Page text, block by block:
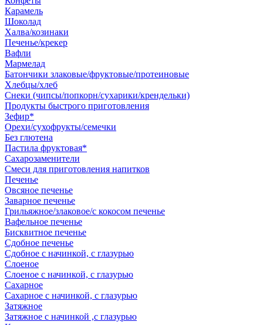
Карамель
Шоколад
Халва/козинаки
Печенье/крекер
Вафли
Мармелад
Батончики злаковые/фруктовые/протеиновые
Хлебцы/хлеб
Снеки (чипсы/попкорн/сухарики/крендельки)
Продукты быстрого приготовления
Зефир*
Орехи/сухофрукты/семечки
Без глютена
Пастила фруктовая*
Сахарозаменители
Смеси для приготовления напитков
Печенье
Овсяное печенье
Заварное печенье
Грильяжное/злаковое/с кокосом печенье
Вафельное печенье
Бисквитное печенье
Сдобное печенье
Сдобное с начинкой, с глазурью
Слоеное
Слоеное с начинкой, с глазурью
Сахарное
Сахарное с начинкой, с глазурью
Затяжное
Затяжное с начинкой ,с глазурью